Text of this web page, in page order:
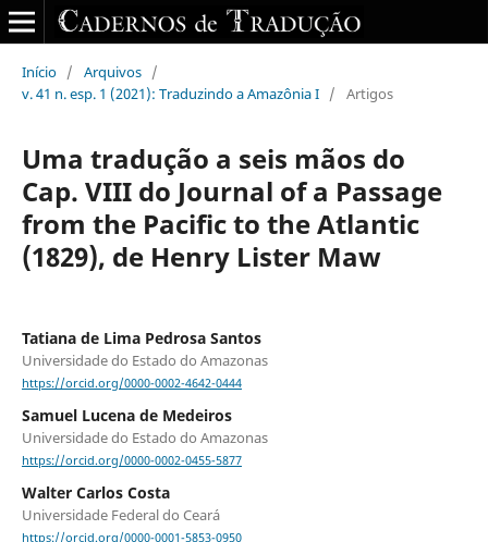
Início / Arquivos /
v. 41 n. esp. 1 (2021): Traduzindo a Amazônia I / Artigos
Uma tradução a seis mãos do
Cap. VIII do Journal of a Passage
from the Pacific to the Atlantic
(1829), de Henry Lister Maw
Tatiana de Lima Pedrosa Santos
Universidade do Estado do Amazonas
https://orcid.org/0000-0002-4642-0444
Samuel Lucena de Medeiros
Universidade do Estado do Amazonas
https://orcid.org/0000-0002-0455-5877
Walter Carlos Costa
Universidade Federal do Ceará
https://orcid.org/0000-0001-5853-0950